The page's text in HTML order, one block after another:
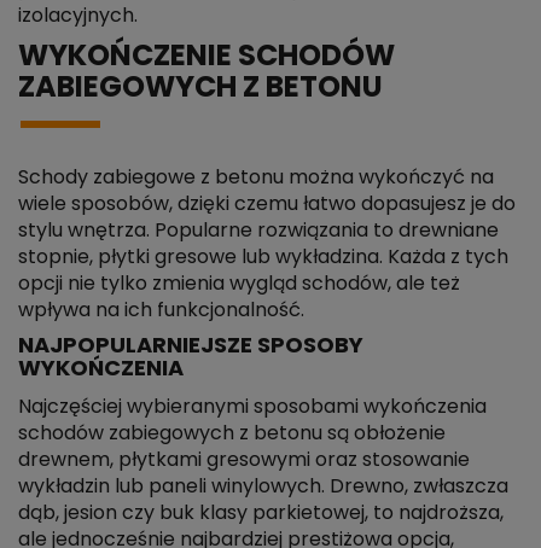
izolacyjnych.
WYKOŃCZENIE SCHODÓW
ZABIEGOWYCH Z BETONU
Schody zabiegowe z betonu można wykończyć na
wiele sposobów, dzięki czemu łatwo dopasujesz je do
stylu wnętrza. Popularne rozwiązania to drewniane
stopnie, płytki gresowe lub wykładzina. Każda z tych
opcji nie tylko zmienia wygląd schodów, ale też
wpływa na ich funkcjonalność.
NAJPOPULARNIEJSZE SPOSOBY
WYKOŃCZENIA
Najczęściej wybieranymi sposobami wykończenia
schodów zabiegowych z betonu są obłożenie
drewnem, płytkami gresowymi oraz stosowanie
wykładzin lub paneli winylowych. Drewno, zwłaszcza
dąb, jesion czy buk klasy parkietowej, to najdroższa,
ale jednocześnie najbardziej prestiżowa opcja,